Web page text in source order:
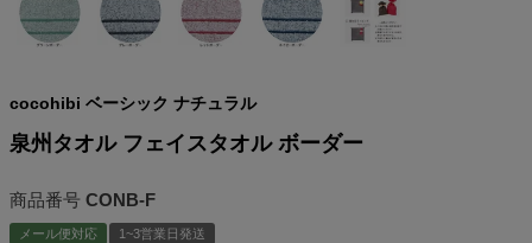
cocohibi ベーシック ナチュラル
泉州タオル フェイスタオル ボーダー
商品番号 CONB-F
メール便対応 1~3営業日発送